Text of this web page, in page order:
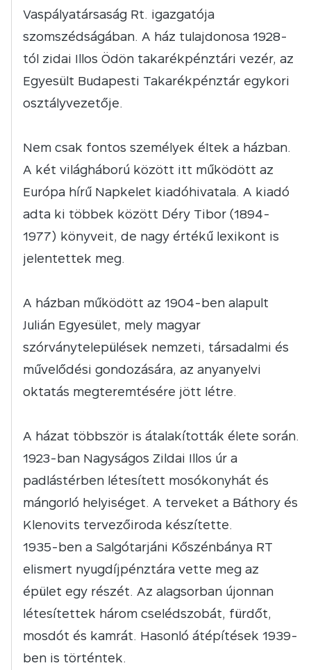
Vaspályatársaság Rt. igazgatója
szomszédságában. A ház tulajdonosa 1928-
tól zidai Illos Ödön takarékpénztári vezér, az
Egyesült Budapesti Takarékpénztár egykori
osztályvezetője.
Nem csak fontos személyek éltek a házban.
A két világháború között itt működött az
Európa hírű Napkelet kiadóhivatala. A kiadó
adta ki többek között Déry Tibor (1894-
1977) könyveit, de nagy értékű lexikont is
jelentettek meg.
A házban működött az 1904-ben alapult
Julián Egyesület, mely magyar
szórványtelepülések nemzeti, társadalmi és
művelődési gondozására, az anyanyelvi
oktatás megteremtésére jött létre.
A házat többször is átalakították élete során.
1923-ban Nagyságos Zildai Illos úr a
padlástérben létesített mosókonyhát és
mángorló helyiséget. A terveket a Báthory és
Klenovits tervezőiroda készítette.
1935-ben a Salgótarjáni Kőszénbánya RT
elismert nyugdíjpénztára vette meg az
épület egy részét. Az alagsorban újonnan
létesítettek három cselédszobát, fürdőt,
mosdót és kamrát. Hasonló átépítések 1939-
ben is történtek.